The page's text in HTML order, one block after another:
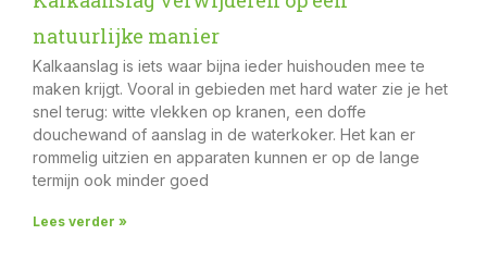
natuurlijke manier
Kalkaanslag is iets waar bijna ieder huishouden mee te
maken krijgt. Vooral in gebieden met hard water zie je het
snel terug: witte vlekken op kranen, een doffe
douchewand of aanslag in de waterkoker. Het kan er
rommelig uitzien en apparaten kunnen er op de lange
termijn ook minder goed
Lees verder »